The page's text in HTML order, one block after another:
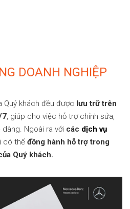
DOANH NGHIỆP
Quý khách đều được lưu trữ trên
7, giúp cho việc hỗ trợ chỉnh sửa,
Ngoài ra với các dịch vụ
có thể đồng hành hỗ trợ trong
Quý khách.